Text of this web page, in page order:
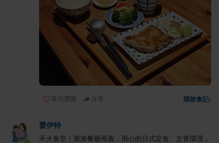
表示讚賞 分享 開啟食記›
愛伊特
禾火食堂｜鹿港餐廳推薦，用心的日式定食、文青環境，